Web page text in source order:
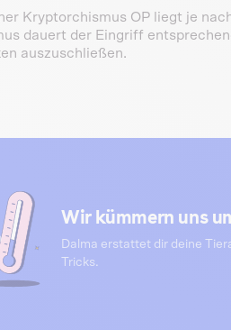
Kryptorchismus OP liegt je
dauert der Eingriff
auszuschließen.
Wir kümmern uns
Dalma erstattet dir deine
Tricks.